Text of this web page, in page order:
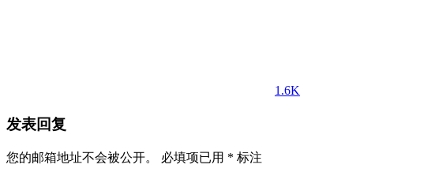
1.6K
发表回复
您的邮箱地址不会被公开。 必填项已用 * 标注